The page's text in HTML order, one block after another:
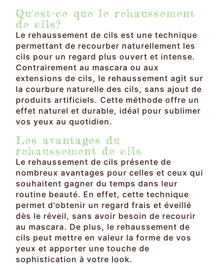
Qu'est-ce que le rehaussement
de cils?
Le rehaussement de cils est une technique
permettant de recourber naturellement les
cils pour un regard plus ouvert et intense.
Contrairement au mascara ou aux
extensions de cils, le rehaussement agit sur
la courbure naturelle des cils, sans ajout de
produits artificiels. Cette méthode offre un
effet naturel et durable, idéal pour sublimer
vos yeux au quotidien.
Les avantages du
rehaussement de cils
Le rehaussement de cils présente de
nombreux avantages pour celles et ceux qui
souhaitent gagner du temps dans leur
routine beauté. En effet, cette technique
permet d'obtenir un regard frais et éveillé
dès le réveil, sans avoir besoin de recourir
au mascara. De plus, le rehaussement de
cils peut mettre en valeur la forme de vos
yeux et apporter une touche de
sophistication à votre look.